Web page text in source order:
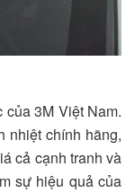
3M Việt Nam.
nhiệt chính hãng,
cả cạnh tranh và
sự hiệu quả của